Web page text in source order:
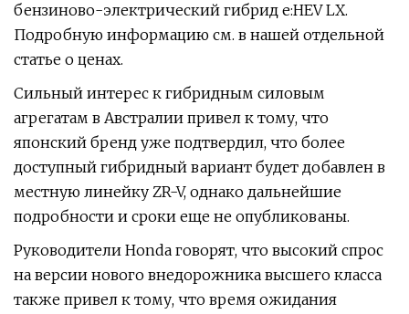
бензиново-электрический гибрид e:HEV LX.
Подробную информацию см. в нашей отдельной
статье о ценах.
Сильный интерес к гибридным силовым
агрегатам в Австралии привел к тому, что
японский бренд уже подтвердил, что более
доступный гибридный вариант будет добавлен в
местную линейку ZR-V, однако дальнейшие
подробности и сроки еще не опубликованы.
Руководители Honda говорят, что высокий спрос
на версии нового внедорожника высшего класса
также привел к тому, что время ожидания